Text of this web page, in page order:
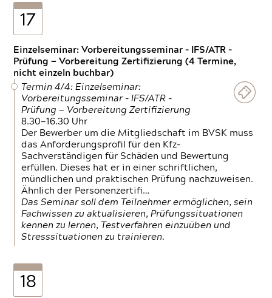
17
Einzelseminar: Vorbereitungsseminar - IFS/ATR -
Prüfung — Vorbereitung Zertifizierung (4 Termine,
nicht einzeln buchbar)
Termin 4/4: Einzelseminar:
Vorbereitungsseminar - IFS/ATR -
Prüfung — Vorbereitung Zertifizierung
8.30—16.30 Uhr
Der Bewerber um die Mitgliedschaft im BVSK muss
das Anforderungsprofil für den Kfz-
Sachverständigen für Schäden und Bewertung
erfüllen. Dieses hat er in einer schriftlichen,
mündlichen und praktischen Prüfung nachzuweisen.
Ähnlich der Personenzertifi…
Das Seminar soll dem Teilnehmer ermöglichen, sein
Fachwissen zu aktualisieren, Prüfungssituationen
kennen zu lernen, Testverfahren einzuüben und
Stresssituationen zu trainieren.
18